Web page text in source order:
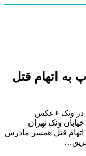
به اتهام قتل
در ونک +عکس
ونک تهران
اتهام قتل همسر مادرش